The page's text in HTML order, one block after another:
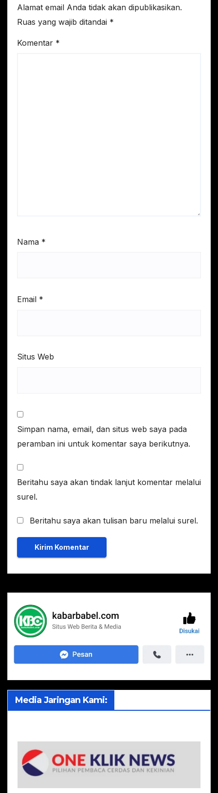
Alamat email Anda tidak akan dipublikasikan.
Ruas yang wajib ditandai *
Komentar *
Nama *
Email *
Situs Web
Simpan nama, email, dan situs web saya pada
peramban ini untuk komentar saya berikutnya.
Beritahu saya akan tindak lanjut komentar melalui
surel.
Beritahu saya akan tulisan baru melalui surel.
Media Jaringan Kami: